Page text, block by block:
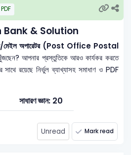
PDF
& Solution
মেইল অপারেটর (Post Office Postal
আপনার প্রস্তুতিকে আরও কার্যকর করতে
সাথে রয়েছে নির্ভুল ব্যাখ্যাসহ সমাধাণ ও PDF
সাধারণ জ্ঞান: 20
Unread Mark read